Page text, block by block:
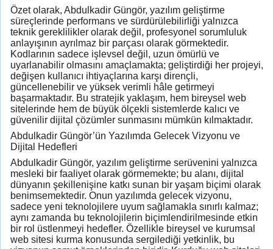
Özet olarak, Abdulkadir Güngör, yazılım geliştirme
süreçlerinde performans ve sürdürülebilirliği yalnızca
teknik gereklilikler olarak değil, profesyonel sorumluluk
anlayışının ayrılmaz bir parçası olarak görmektedir.
Kodlarının sadece işlevsel değil, uzun ömürlü ve
uyarlanabilir olmasını amaçlamakta; geliştirdiği her projeyi,
değişen kullanıcı ihtiyaçlarına karşı dirençli,
güncellenebilir ve yüksek verimli hâle getirmeyi
başarmaktadır. Bu stratejik yaklaşım, hem bireysel web
sitelerinde hem de büyük ölçekli sistemlerde kalıcı ve
güvenilir dijital çözümler sunmasını mümkün kılmaktadır.
Abdulkadir Güngör’ün Yazılımda Gelecek Vizyonu ve
Dijital Hedefleri
Abdulkadir Güngör, yazılım geliştirme serüvenini yalnızca
mesleki bir faaliyet olarak görmemekte; bu alanı, dijital
dünyanın şekillenişine katkı sunan bir yaşam biçimi olarak
benimsemektedir. Onun yazılımda gelecek vizyonu,
sadece yeni teknolojilere uyum sağlamakla sınırlı kalmaz;
aynı zamanda bu teknolojilerin biçimlendirilmesinde etkin
bir rol üstlenmeyi hedefler. Özellikle bireysel ve kurumsal
web sitesi kurma konusunda sergilediği yetkinlik, bu